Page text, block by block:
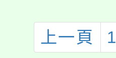
上一頁 1